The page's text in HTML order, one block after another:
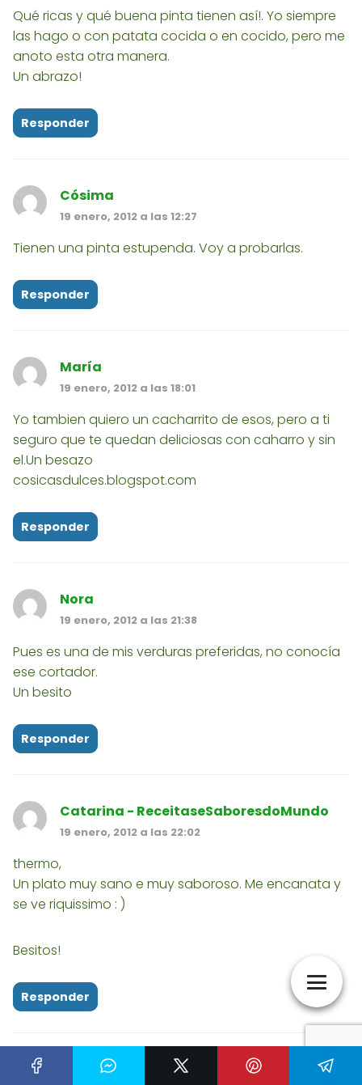
Qué ricas y qué buena pinta tienen así!. Yo siempre
las hago o con patata cocida o en cocido, pero me
anoto esta otra manera.
Un abrazo!
Responder
Cósima
19 enero, 2012 a las 12:27
Tienen una pinta estupenda. Voy a probarlas.
Responder
María
19 enero, 2012 a las 18:01
Yo tambien quiero un cacharrito de esos, pero a ti
seguro que te quedan deliciosas con caharro y sin
el.Un besazo
cosicasdulces.blogspot.com
Responder
Nora
19 enero, 2012 a las 21:38
Pues es una de mis verduras preferidas, no conocía
ese cortador.
Un besito
Responder
Catarina - ReceitaseSaboresdoMundo
19 enero, 2012 a las 22:02
thermo,
Un plato muy sano e muy saboroso. Me encanata y
se ve riquissimo : )
Besitos!
Responder
Labidú